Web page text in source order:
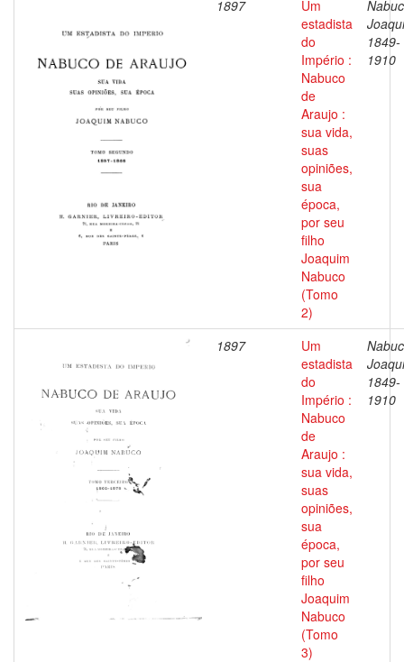
1897
Um
estadista
do
Império :
Nabuco
de
Araujo :
sua vida,
suas
opiniões,
sua
época,
por seu
filho
Joaquim
Nabuco
(Tomo
2)
1849-
1910
1897
Um
estadista
do
Império :
Nabuco
de
Araujo :
sua vida,
suas
opiniões,
sua
época,
por seu
filho
Joaquim
Nabuco
(Tomo
3)
1849-
1910